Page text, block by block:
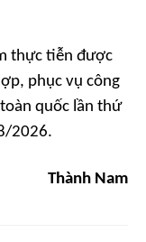
thực tiễn được
phục vụ công
quốc lần thứ
2026.
Thành Nam